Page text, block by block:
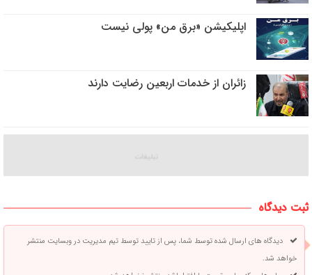
اپلیکیشن «برق من» پولی نیست
زائران از خدمات اربعین رضایت دارند
ثبت دیدگاه
دیدگاه های ارسال شده توسط شما، پس از تایید توسط تیم مدیریت در وبسایت منتشر
خواهد شد.